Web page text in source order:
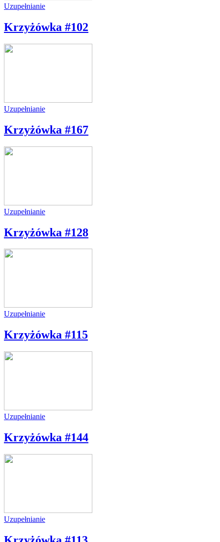
Uzupełnianie
Krzyżówka #102
Uzupełnianie
Krzyżówka #167
Uzupełnianie
Krzyżówka #128
Uzupełnianie
Krzyżówka #115
Uzupełnianie
Krzyżówka #144
Uzupełnianie